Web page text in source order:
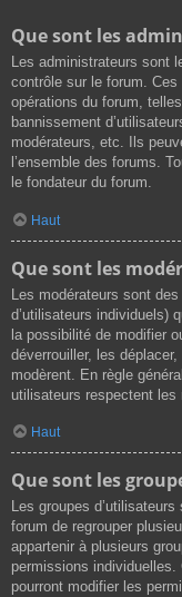
Que sont les
Les administrateurs sont
contrôle sur le forum.
opérations du forum,
bannissement
modérateurs, etc. Ils
l’ensemble des forums.
le fondateur du forum.
Haut
Que sont les
Les modérateurs sont
d’utilisateurs individuels)
la possibilité de modifier
déverrouiller, les
modèrent. En règle
utilisateurs respectent les
Haut
Que sont les
Les groupes
forum de regrouper
appartenir à plusieurs
permissions
pourront modifier les